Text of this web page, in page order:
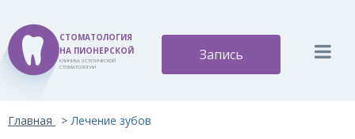
СТОМАТОЛОГИЯ
НА ПИОНЕРСКОЙ
КЛИНИКА ЭСТЕТИЧЕСКОЙ
СТОМАТОЛОГИИ
Запись
Главная Лечение зубов
ВыклРазмер шрифта: